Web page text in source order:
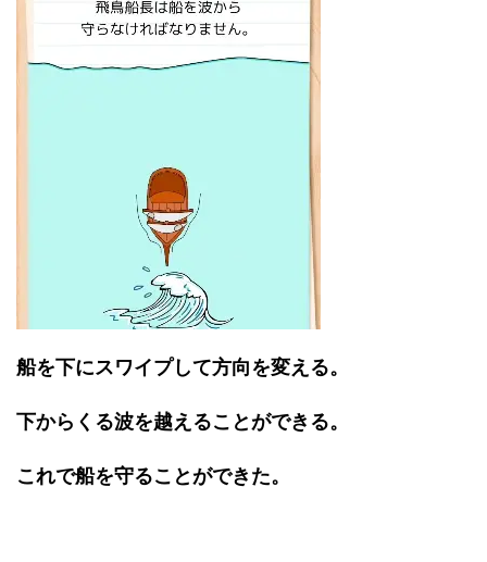
船を下にスワイプして方向を変える。
下からくる波を越えることができる。
これで船を守ることができた。